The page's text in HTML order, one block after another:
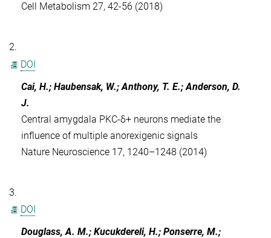
Cell Metabolism 27, 42-56 (2018)
2.
DOI
Cai, H.; Haubensak, W.; Anthony, T. E.; Anderson, D.
J.
Central amygdala PKC-δ+ neurons mediate the
influence of multiple anorexigenic signals
Nature Neuroscience 17, 1240–1248 (2014)
3.
DOI
Douglass, A. M.; Kucukdereli, H.; Ponserre, M.;